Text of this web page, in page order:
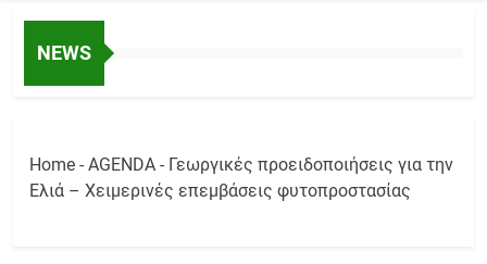
Αμπελουργία
NEWS
Home - AGENDA - Γεωργικές προειδοποιήσεις για την
Ελιά – Χειμερινές επεμβάσεις φυτοπροστασίας